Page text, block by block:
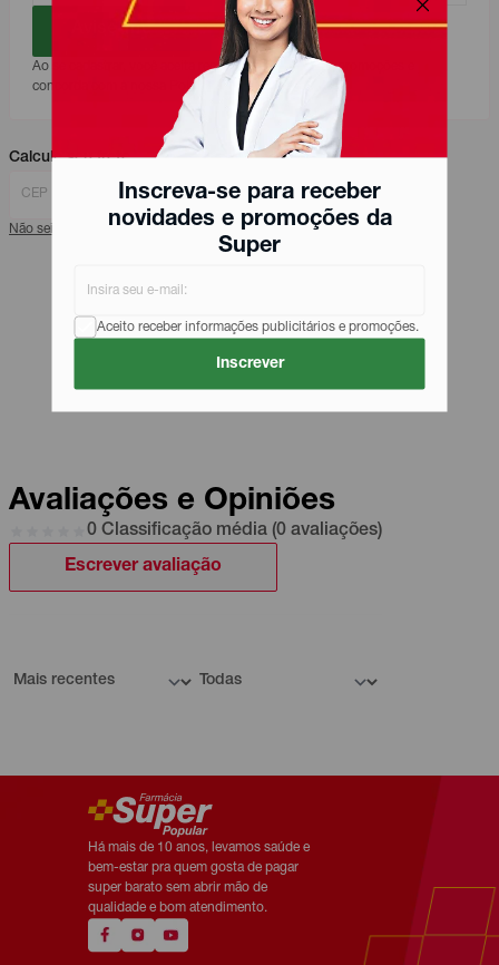
Inscreva-se para receber
novidades e promoções da
Super
Aceito receber informações publicitários e promoções.
Inscrever
Avise-me
Ao se cadastrar, você aceita receber comunicações, promoções e
concorda com a nossa Política de Privacidade.
Calcule seu frete
Calcular
Não sei meu CEP
Avaliações e Opiniões
0 Classificação média (0 avaliações)
Escrever avaliação
Há mais de 10 anos, levamos saúde e
bem-estar pra quem gosta de pagar
super barato sem abrir mão de
qualidade e bom atendimento.